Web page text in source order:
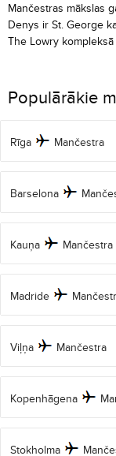
Mančestras mākslas
Denys ir St. George
The Lowry kompleksā
Populārākie
Rīga Mančestra
Barselona
Kauņa Mančestra
Madride
Viļņa Mančestra
Kopenhāgena
Stokholma